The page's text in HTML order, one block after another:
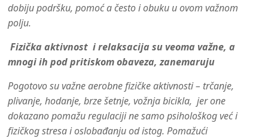
dobiju podršku, pomoć a često i obuku u ovom važnom
polju.
Fizička aktivnost i relaksacija su veoma važne, a
mnogi ih pod pritiskom obaveza, zanemaruju
Pogotovo su važne aerobne fizičke aktivnosti – trčanje,
plivanje, hodanje, brze šetnje, vožnja bicikla, jer one
dokazano pomažu regulaciji ne samo psihološkog već i
fizičkog stresa i oslobađanju od istog. Pomažući